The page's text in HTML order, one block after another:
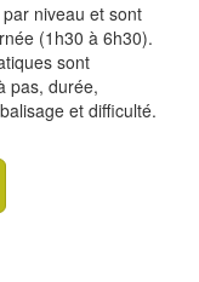
niveau et sont
(1h30 à 6h30).
sont
pas, durée,
et difficulté.